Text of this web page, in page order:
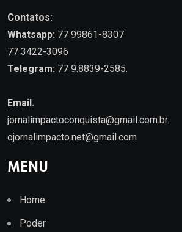
Contatos:
Whatsapp: 77 99861-8307
77 3422-3096
Telegram: 77 9.8839-2585.
Email.
jornalimpactoconquista@gmail.com.br.
ojornalimpacto.net@gmail.com
MENU
Home
Poder